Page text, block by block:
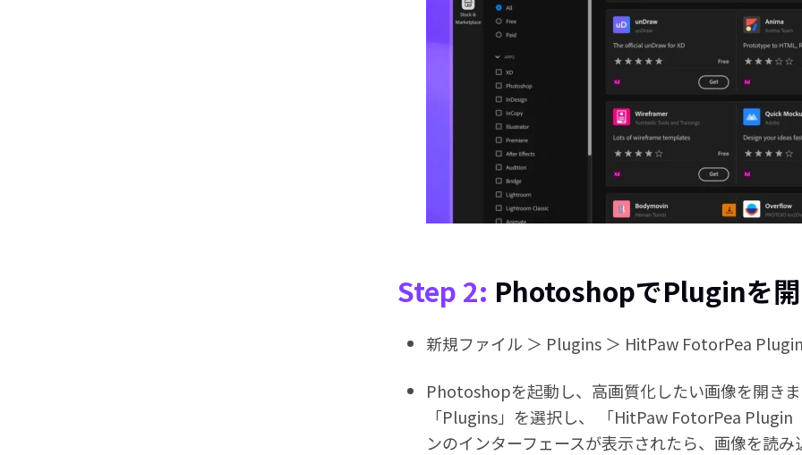
Step 2: PhotoshopでPluginを
新規ファイル ＞ Plugins ＞ HitPaw FotorPea
Photoshopを起動し、高画質化したい画像を開き
「Plugins」を選択し、 「HitPaw FotorPea
ンのインターフェースが表示されたら、画像を読み